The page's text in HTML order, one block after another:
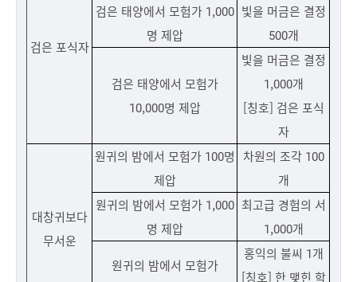
검은 포식자
검은 태양에서 모험가 1,000
명 제압
빛을 머금은 결정
500개
검은 태양에서 모험가
10,000명 제압
빛을 머금은 결정
1,000개
[칭호] 검은 포식
자
대창귀보다
무서운
원귀의 밤에서 모험가 100명
제압
차원의 조각 100
개
원귀의 밤에서 모험가 1,000
명 제압
최고급 경험의 서
1,000개
원귀의 밤에서 모험가
홍익의 불씨 1개
[칭호] 한 맺힌 학